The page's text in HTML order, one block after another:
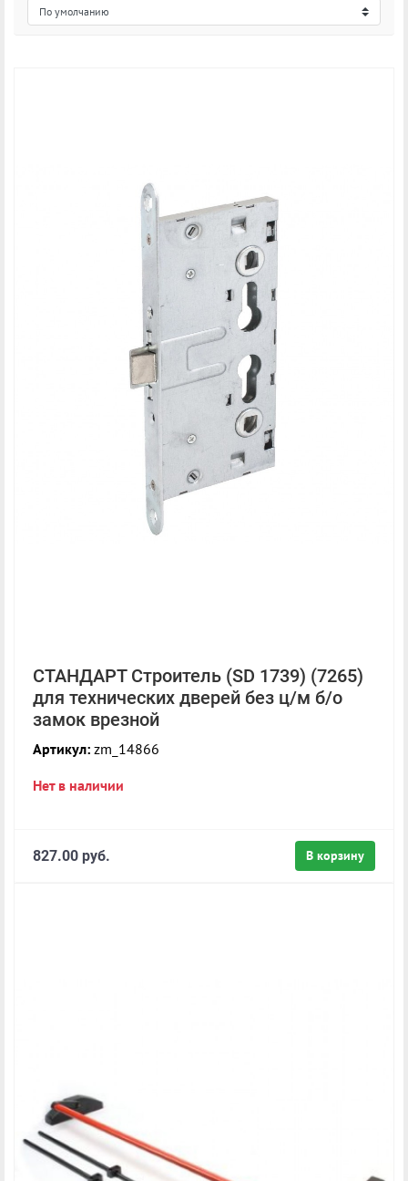
СТАНДАРТ Строитель (SD 1739) (7265)
для технических дверей без ц/м б/о
замок врезной
Артикул: zm_14866
Нет в наличии
В корзину
827.00 руб.